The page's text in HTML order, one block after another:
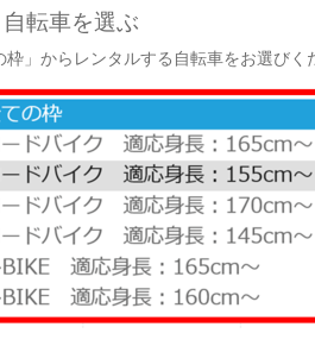
転車を選ぶ
からレンタルする自転車をお選びく